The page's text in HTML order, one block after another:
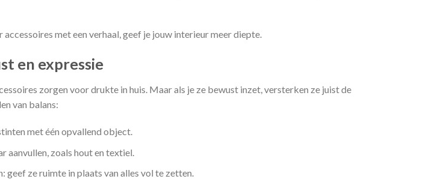
met een verhaal, geef je jouw interieur meer diepte.
en expressie
zorgen voor drukte in huis. Maar als je ze bewust inzet, versterken ze juist de
van balans:
met één opvallend object.
aanvullen, zoals hout en textiel.
geef ze ruimte in plaats van alles vol te zetten.